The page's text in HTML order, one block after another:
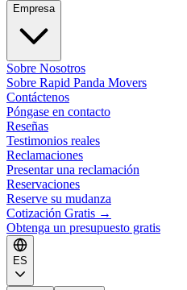
Empresa
Sobre Nosotros
Sobre Rapid Panda Movers
Contáctenos
Póngase en contacto
Reseñas
Testimonios reales
Reclamaciones
Presentar una reclamación
Reservaciones
Reserve su mudanza
Cotización Gratis →
Obtenga un presupuesto gratis
ES